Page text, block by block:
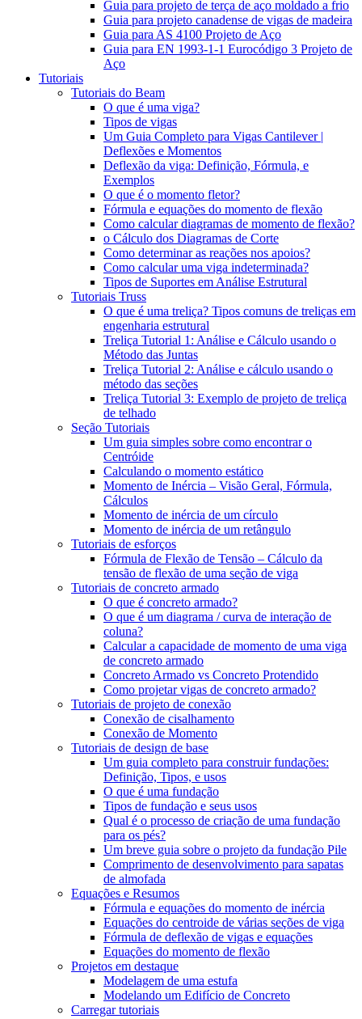
Guia para projeto de terça de aço moldado a frio
Guia para projeto canadense de vigas de madeira
Guia para AS 4100 Projeto de Aço
Guia para EN 1993-1-1 Eurocódigo 3 Projeto de
Aço
Tutoriais
Tutoriais do Beam
O que é uma viga?
Tipos de vigas
Um Guia Completo para Vigas Cantilever |
Deflexões e Momentos
Deflexão da viga: Definição, Fórmula, e
Exemplos
O que é o momento fletor?
Fórmula e equações do momento de flexão
Como calcular diagramas de momento de flexão?
o Cálculo dos Diagramas de Corte
Como determinar as reações nos apoios?
Como calcular uma viga indeterminada?
Tipos de Suportes em Análise Estrutural
Tutoriais Truss
O que é uma treliça? Tipos comuns de treliças em
engenharia estrutural
Treliça Tutorial 1: Análise e Cálculo usando o
Método das Juntas
Treliça Tutorial 2: Análise e cálculo usando o
método das seções
Treliça Tutorial 3: Exemplo de projeto de treliça
de telhado
Seção Tutoriais
Um guia simples sobre como encontrar o
Centróide
Calculando o momento estático
Momento de Inércia – Visão Geral, Fórmula,
Cálculos
Momento de inércia de um círculo
Momento de inércia de um retângulo
Tutoriais de esforços
Fórmula de Flexão de Tensão – Cálculo da
tensão de flexão de uma seção de viga
Tutoriais de concreto armado
O que é concreto armado?
O que é um diagrama / curva de interação de
coluna?
Calcular a capacidade de momento de uma viga
de concreto armado
Concreto Armado vs Concreto Protendido
Como projetar vigas de concreto armado?
Tutoriais de projeto de conexão
Conexão de cisalhamento
Conexão de Momento
Tutoriais de design de base
Um guia completo para construir fundações:
Definição, Tipos, e usos
O que é uma fundação
Tipos de fundação e seus usos
Qual é o processo de criação de uma fundação
para os pés?
Um breve guia sobre o projeto da fundação Pile
Comprimento de desenvolvimento para sapatas
de almofada
Equações e Resumos
Fórmula e equações do momento de inércia
Equações do centroide de várias seções de viga
Fórmula de deflexão de vigas e equações
Equações do momento de flexão
Projetos em destaque
Modelagem de uma estufa
Modelando um Edifício de Concreto
Carregar tutoriais